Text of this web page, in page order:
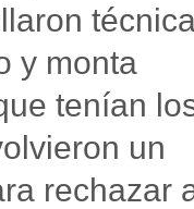
y monta
tenían
un
rechazar